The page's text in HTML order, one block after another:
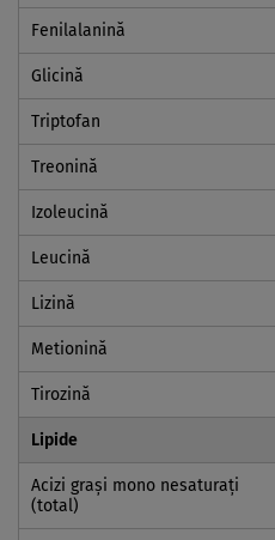
Fenilalanină
Glicină
Triptofan
Treonină
Izoleucină
Leucină
Lizină
Metionină
Tirozină
Lipide
Acizi graşi mono nesaturaţi
(total)